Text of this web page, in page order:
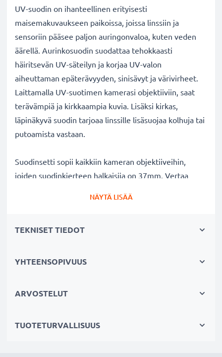
UV-suodin on ihanteellinen erityisesti
maisemakuvaukseen paikoissa, joissa linssiin ja
sensoriin pääsee paljon auringonvaloa, kuten veden
äärellä. Aurinkosuodin suodattaa tehokkaasti
häiritsevän UV-säteilyn ja korjaa UV-valon
aiheuttaman epäterävyyden, sinisävyt ja värivirheet.
Laittamalla UV-suotimen kamerasi objektiiviin, saat
terävämpiä ja kirkkaampia kuvia. Lisäksi kirkas,
läpinäkyvä suodin tarjoaa linssille lisäsuojaa kolhuja tai
putoamista vastaan.
Suodinsetti sopii kaikkiin kameran objektiiveihin,
joiden suodinkierteen halkaisija on 37mm. Vertaa
Parempi kuvanlaatu väreistä tai
✔ Terävämpiä ja kirkkaampia kuvia: korjaa UV-valon
pidentämistä
NÄYTÄ LISÄÄ
TEKNISET TIEDOT
YHTEENSOPIVUUS
ARVOSTELUT
TUOTETURVALLISUUS